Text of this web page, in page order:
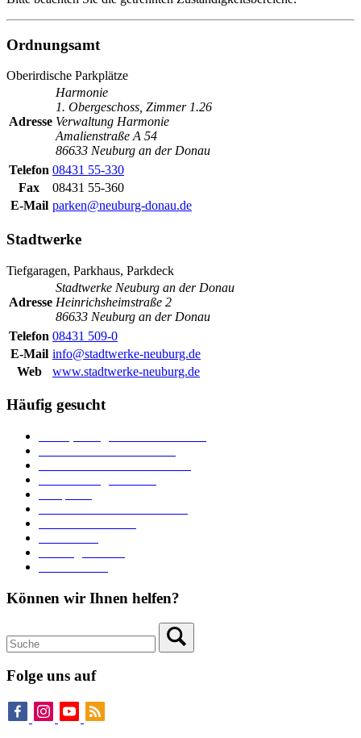
Ordnungsamt
Oberirdische Parkplätze
Adresse
Harmonie
1. Obergeschoss, Zimmer 1.26
Verwaltung Harmonie
Amalienstraße A 54
86633 Neuburg an der Donau
Telefon 08431 55-330
Fax
08431 55-360
E-Mail parken@neuburg-donau.de
Stadtwerke
Tiefgaragen, Parkhaus, Parkdeck
Adresse
Stadtwerke Neuburg an der Donau
Heinrichsheimstraße 2
86633 Neuburg an der Donau
Telefon 08431 509-0
E-Mail info@stadtwerke-neuburg.de
Web
www.stadtwerke-neuburg.de
Häufig gesucht
Können wir Ihnen helfen?
Folge uns auf